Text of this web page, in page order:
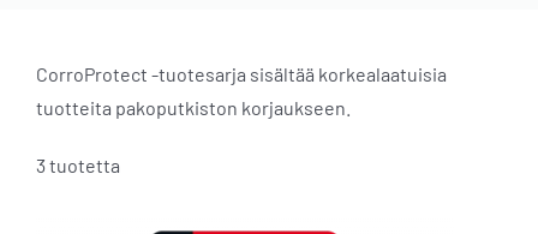
CorroProtect -tuotesarja sisältää korkealaatuisia
tuotteita pakoputkiston korjaukseen.
3 tuotetta